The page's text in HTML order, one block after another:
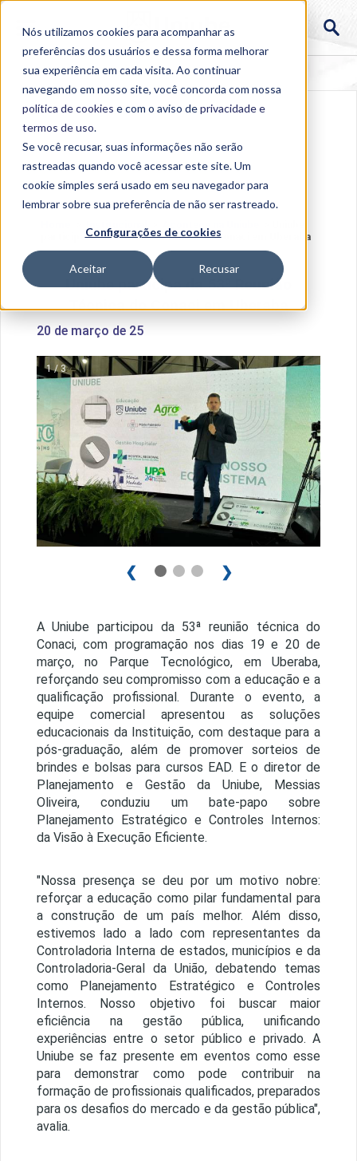
Nós utilizamos cookies para acompanhar as
preferências dos usuários e dessa forma melhorar
sua experiência em cada visita. Ao continuar
navegando em nosso site, você concorda com nossa
política de cookies e com o aviso deprivacidade e
termos de uso.
Se você recusar, suas informações não serão
rastreadas quando você acessar este site. Um
cookie simples será usado em seu navegador para
lembrar sobre sua preferência de não ser rastreado.
Configurações de cookies
Aceitar Recusar
participa da 53ª Reunião Técnica do Conaci em Uberaba
Uniube participa da 53ª Reunião
Técnica do Conaci em Uberaba
20 de março de 25
1 / 3
❮ ❯
A Uniube participou da 53ª reunião técnica do
Conaci, com programação nos dias 19 e 20 de
março, no Parque Tecnológico, em Uberaba,
reforçando seu compromisso com a educação e a
qualificação profissional. Durante o evento, a
equipe comercial apresentou as soluções
educacionais da Instituição, com destaque para a
pós-graduação, além de promover sorteios de
brindes e bolsas para cursos EAD. E o diretor de
Planejamento e Gestão da Uniube, Messias
Oliveira, conduziu um bate-papo sobre
Planejamento Estratégico e Controles Internos:
da Visão à Execução Eficiente.
"Nossa presença se deu por um motivo nobre:
reforçar a educação como pilar fundamental para
a construção de um país melhor. Além disso,
estivemos lado a lado com representantes da
Controladoria Interna de estados, municípios e da
Controladoria-Geral da União, debatendo temas
como Planejamento Estratégico e Controles
Internos. Nosso objetivo foi buscar maior
eficiência na gestão pública, unificando
experiências entre o setor público e privado. A
Uniube se faz presente em eventos como esse
para demonstrar como pode contribuir na
formação de profissionais qualificados, preparados
para os desafios do mercado e da gestão pública",
avalia.